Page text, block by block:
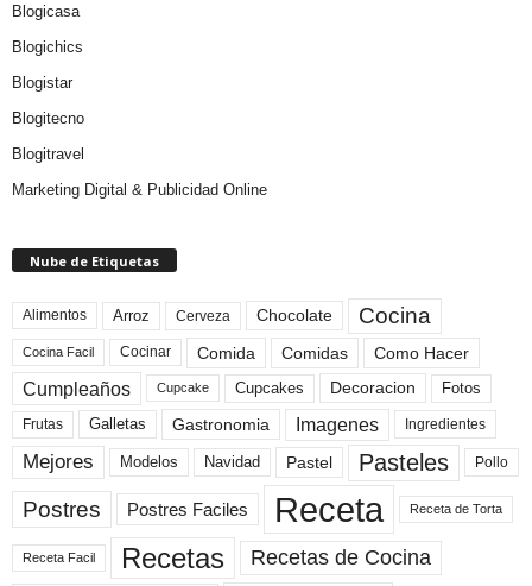
Blogicasa
Blogichics
Blogistar
Blogitecno
Blogitravel
Marketing Digital & Publicidad Online
Nube de Etiquetas
Alimentos Arroz Cerveza Chocolate Cocina
Cocina Facil Cocinar Comida Comidas Como Hacer
Cumpleaños Cupcake Cupcakes Decoracion Fotos
Frutas Galletas Gastronomia Imagenes Ingredientes
Mejores Modelos Navidad Pastel Pasteles Pollo
Postres Postres Faciles Receta Receta de Torta
Receta Facil Recetas Recetas de Cocina